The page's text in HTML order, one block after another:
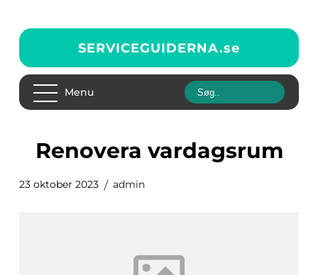
SERVICEGUIDERNA.se
Menu
renovera vardagsrum
23 oktober 2023 admin